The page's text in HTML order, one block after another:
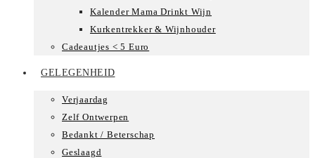
Kalender Mama Drinkt Wijn
Kurkentrekker & Wijnhouder
Cadeautjes < 5 Euro
GELEGENHEID
Verjaardag
Zelf Ontwerpen
Bedankt / Beterschap
Geslaagd